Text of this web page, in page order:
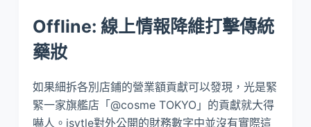
Offline: 線上情報降維打擊傳統
藥妝
如果細拆各別店鋪的營業額貢獻可以發現，光是緊
緊一家旗艦店「@cosme TOKYO」的貢獻就大得
嚇人。isytle對外公開的財務數字中並沒有實際這